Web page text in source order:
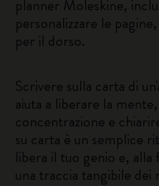
planner Moleskine,
personalizzare le
per il dorso.
Scrivere sulla carta di
aiuta a liberare la
concentrazione e
su carta è un semplice
libera il tuo genio e, alla
una traccia tangibile